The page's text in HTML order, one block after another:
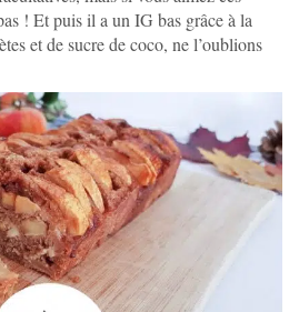
! Et puis il a un IG bas grâce à la
et de sucre de coco, ne l’oublions